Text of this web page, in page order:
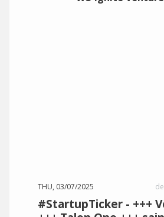
THU, 03/07/2025
#StartupTicker - +++